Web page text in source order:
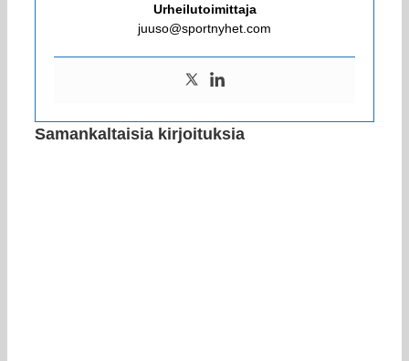
Urheilutoimittaja
juuso@sportnyhet.com
Samankaltaisia kirjoituksia